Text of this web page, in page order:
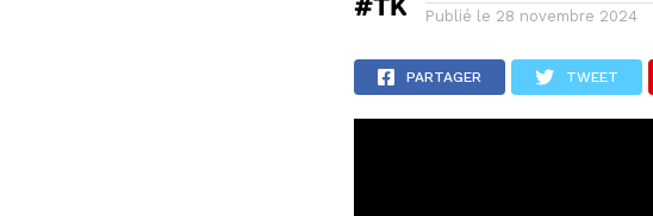
Publié le 28 novembre 2024
PARTAGER TWEET